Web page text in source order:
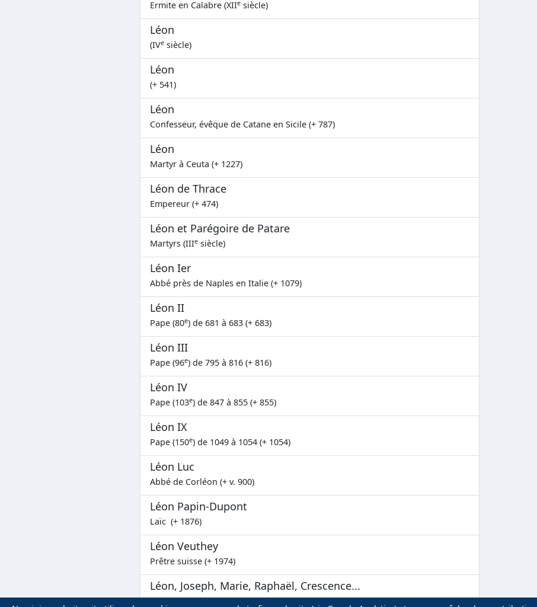
Ermite en Calabre (XIIe siècle)
Léon
(IVe siècle)
Léon
(+ 541)
Léon
Confesseur, évêque de Catane en Sicile (+ 787)
Léon
Martyr à Ceuta (+ 1227)
Léon de Thrace
Empereur (+ 474)
Léon et Parégoire de Patare
Martyrs (IIIe siècle)
Léon Ier
Abbé près de Naples en Italie (+ 1079)
Léon II
Pape (80e) de 681 à 683 (+ 683)
Léon III
Pape (96e) de 795 à 816 (+ 816)
Léon IV
Pape (103e) de 847 à 855 (+ 855)
Léon IX
Pape (150e) de 1049 à 1054 (+ 1054)
Léon Luc
Abbé de Corléon (+ v. 900)
Léon Papin-Dupont
Laïc (+ 1876)
Léon Veuthey
Prêtre suisse (+ 1974)
Léon, Joseph, Marie, Raphaël, Crescence...
Martyrs de la guerre civile espagnole (+ 1936)